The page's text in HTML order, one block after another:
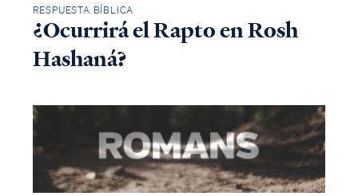
RESPUESTA BÍBLICA
¿Ocurrirá el Rapto en Rosh
Hashaná?